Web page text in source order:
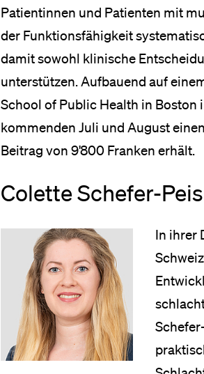
Patientinnen und Patienten mit
der Funktionsfähigkeit
damit sowohl klinische
unterstützen. Aufbauend auf
School of Public Health in
kommenden Juli und August
Beitrag von 9'800 Franken erhält.
Colette Schefer-
In ihrer